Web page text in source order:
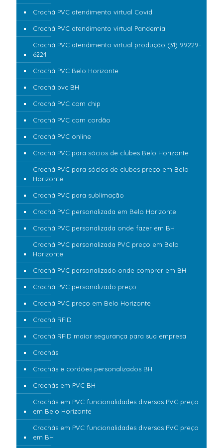
Crachá PVC atendimento virtual Covid
Crachá PVC atendimento virtual Pandemia
Crachá PVC atendimento virtual produção (31) 99229-
6224
Crachá PVC Belo Horizonte
Crachá pvc BH
Crachá PVC com chip
Crachá PVC com cordão
Crachá PVC online
Crachá PVC para sócios de clubes Belo Horizonte
Crachá PVC para sócios de clubes preço em Belo
Horizonte
Crachá PVC para sublimação
Crachá PVC personalizada em Belo Horizonte
Crachá PVC personalizada onde fazer em BH
Crachá PVC personalizada PVC preço em Belo
Horizonte
Crachá PVC personalizado onde comprar em BH
Crachá PVC personalizado preço
Crachá PVC preço em Belo Horizonte
Crachá RFID
Crachá RFID maior segurança para sua empresa
Crachás
Crachás e cordões personalizados BH
Crachás em PVC BH
Crachás em PVC funcionalidades diversas PVC preço
em Belo Horizonte
Crachás em PVC funcionalidades diversas PVC preço
em BH